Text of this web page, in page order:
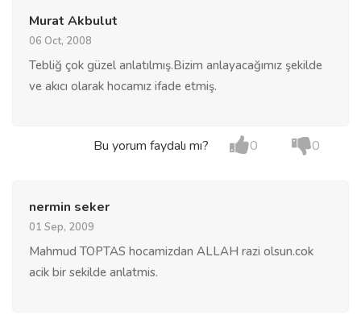
Murat Akbulut
06 Oct, 2008
Tebliğ çok güzel anlatılmış.Bizim anlayacağımız şekilde
ve akıcı olarak hocamız ifade etmiş.
Bu yorum faydalı mı? 0 0
nermin seker
01 Sep, 2009
Mahmud TOPTAS hocamizdan ALLAH razi olsun.cok
acik bir sekilde anlatmis.